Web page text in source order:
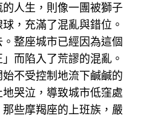
人生，則像一團被獅子
，充滿了混亂與錯位。
整座城市已經因為這個
而陷入了荒謬的混亂。
不受控制地流下鹹鹹的
哭泣，導致城市低窪處
些摩羯座的上班族，嚴